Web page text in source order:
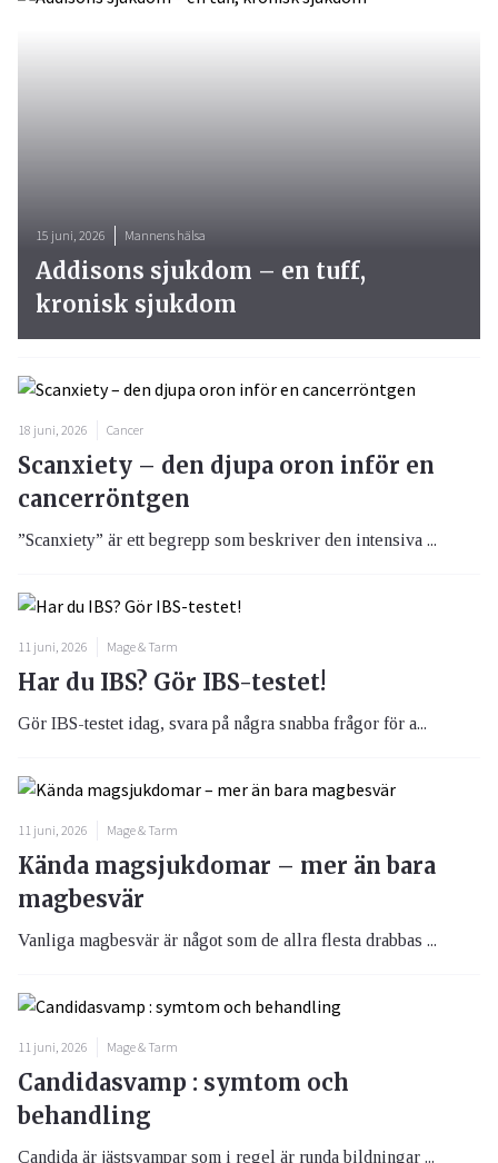
15 juni, 2026 Mannens hälsa
Addisons sjukdom – en tuff,
kronisk sjukdom
18 juni, 2026 Cancer
Scanxiety – den djupa oron inför en
cancerröntgen
”Scanxiety” är ett begrepp som beskriver den intensiva ...
11 juni, 2026 Mage & Tarm
Har du IBS? Gör IBS-testet!
Gör IBS-testet idag, svara på några snabba frågor för a...
11 juni, 2026 Mage & Tarm
Kända magsjukdomar – mer än bara
magbesvär
Vanliga magbesvär är något som de allra flesta drabbas ...
11 juni, 2026 Mage & Tarm
Candidasvamp : symtom och
behandling
Candida är jästsvampar som i regel är runda bildningar ...